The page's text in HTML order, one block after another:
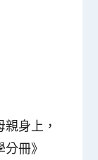
身上，
冊》